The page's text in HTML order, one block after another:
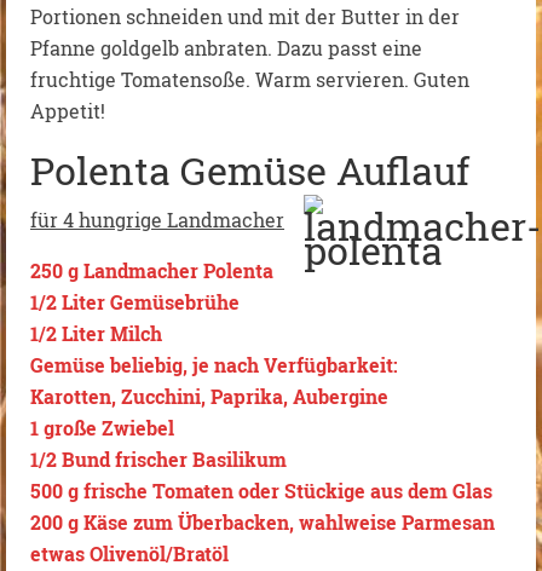
Portionen schneiden und mit der Butter in der
Pfanne goldgelb anbraten. Dazu passt eine
fruchtige Tomatensoße. Warm servieren. Guten
Appetit!
Polenta Gemüse Auflauf
für 4 hungrige Landmacher
250 g Landmacher Polenta
1/2 Liter Gemüsebrühe
1/2 Liter Milch
Gemüse beliebig, je nach Verfügbarkeit:
Karotten, Zucchini, Paprika, Aubergine
1 große Zwiebel
1/2 Bund frischer Basilikum
500 g frische Tomaten oder Stückige aus dem Glas
200 g Käse zum Überbacken, wahlweise Parmesan
etwas Olivenöl/Bratöl